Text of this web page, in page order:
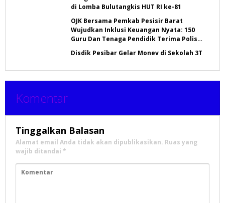
di Lomba Bulutangkis HUT RI ke-81
OJK Bersama Pemkab Pesisir Barat
Wujudkan Inklusi Keuangan Nyata: 150
Guru Dan Tenaga Pendidik Terima Polis
Disdik Pesibar Gelar Monev di Sekolah 3T
Komentar
Tinggalkan Balasan
Alamat email Anda tidak akan dipublikasikan. Ruas yang
wajib ditandai *